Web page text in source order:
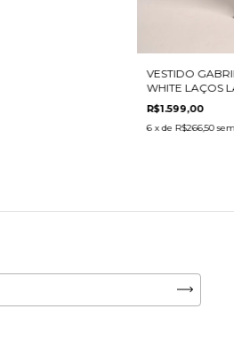
VESTIDO
WHITE LAÇOS
R$1.599,00
6 x de R$266,50